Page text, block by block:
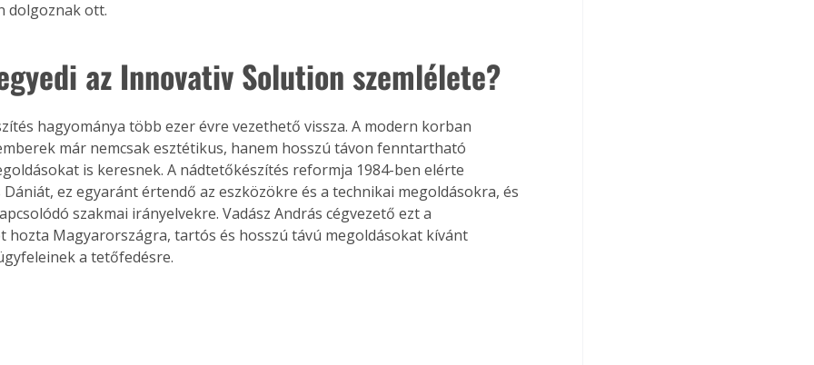
dolgoznak ott.
az Innovativ Solution szemlélete?
hagyománya több ezer évre vezethető vissza. A modern korban
már nemcsak esztétikus, hanem hosszú távon fenntartható
is keresnek. A nádtetőkészítés reformja 1984-ben elérte
ez egyaránt értendő az eszközökre és a technikai megoldásokra, és
szakmai irányelvekre. Vadász András cégvezető ezt a
hozta Magyarországra, tartós és hosszú távú megoldásokat kívánt
a tetőfedésre.